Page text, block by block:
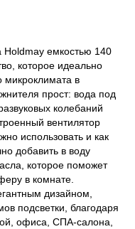
Holdmay емкостью 140
которое идеально
микроклимата в
прост: вода под
колебаний
вентилятор
использовать и как
добавить в воду
которое поможет
в комнате.
дизайном,
подсветки, благодаря
офиса, СПА-салона,